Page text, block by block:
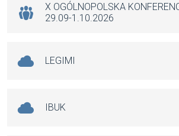
X OGÓLNOPOLSKA
29.09-1.10.2026
LEGIMI
IBUK